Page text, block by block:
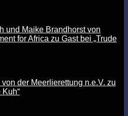
und Maike Brandhorst von
for Africa zu Gast bei „Trude
der Meerlierettung n.e.V. zu
Kuh“